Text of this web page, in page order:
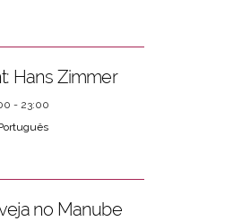
Hans Zimmer
- 23:00
no Manube